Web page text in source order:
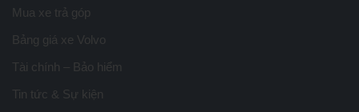
Mua xe trả góp
Bảng giá xe Volvo
Tài chính – Bảo hiểm
Tin tức & Sự kiện